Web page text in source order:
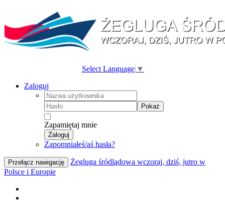
Select Language ▼
Zaloguj
Pokaż
Zapamiętaj mnie
Zaloguj
Zapomniałeś/aś hasła?
Przełącz nawigację
Żegluga śródlądowa wczoraj, dziś, jutro w
Polsce i Europie